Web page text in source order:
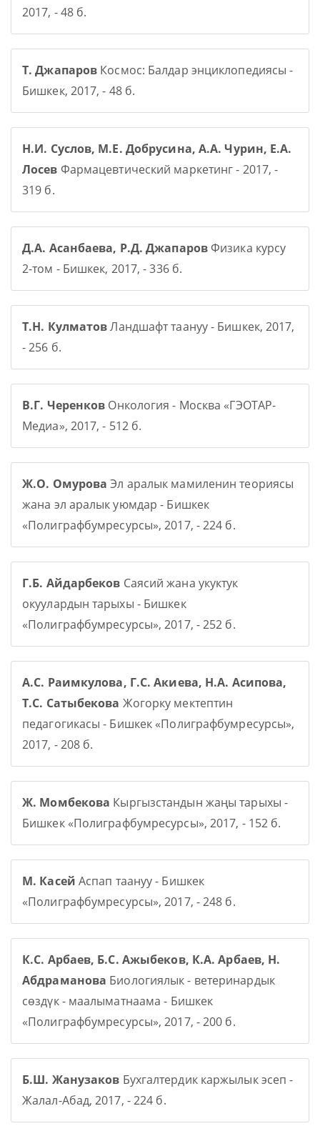
2017, - 48 б.
Т. Джапаров Космос: Балдар энциклопедиясы -
Бишкек, 2017, - 48 б.
Н.И. Суслов, М.Е. Добрусина, А.А. Чурин, Е.А.
Лосев Фармацевтический маркетинг - 2017, -
319 б.
Д.А. Асанбаева, Р.Д. ДжапаровФизика курсу
2-том - Бишкек, 2017, - 336 б.
Т.Н. КулматовЛандшафт таануу - Бишкек, 2017,
- 256 б.
В.Г. Черенков Онкология - Москва «ГЭОТАР-
Медиа», 2017, - 512 б.
Ж.О. Омурова Эл аралык мамиленин теориясы
жана эл аралык уюмдар - Бишкек
«Полиграфбумресурсы», 2017, - 224 б.
Г.Б. Айдарбеков Саясий жана укуктук
окуулардын тарыхы - Бишкек
«Полиграфбумресурсы», 2017, - 252 б.
А.С. Раимкулова, Г.С. Акиева, Н.А. Асипова,
Т.С. Сатыбекова Жогорку мектептин
педагогикасы - Бишкек «Полиграфбумресурсы»,
2017, - 208 б.
Ж. Момбекова Кыргызстандын жаңы тарыхы -
Бишкек «Полиграфбумресурсы», 2017, - 152 б.
М. Касей Аспап таануу - Бишкек
«Полиграфбумресурсы», 2017, - 248 б.
К.С. Арбаев, Б.С. Ажыбеков, К.А. Арбаев, Н.
Абдраманова Биологиялык - ветеринардык
сөздүк - маалыматнаама - Бишкек
«Полиграфбумресурсы», 2017, - 200 б.
Б.Ш. Жанузаков Бухгалтердик каржылык эсеп -
Жалал-Абад, 2017, - 224 б.